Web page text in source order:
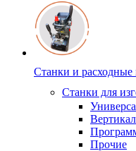
Станки и расходные
Станки для
Прочие